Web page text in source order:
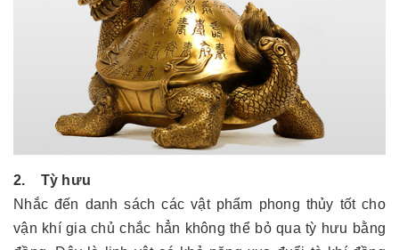
2. Tỳ hưu
Nhắc đến danh sách các vật phẩm phong thủy tốt cho
vận khí gia chủ chắc hẳn không thể bỏ qua tỳ hưu bằng